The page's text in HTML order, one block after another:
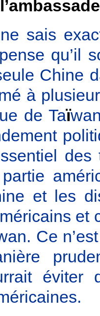
sais
qu’il
Chine
à
de Taï
des
et les
et
Ce
éviter